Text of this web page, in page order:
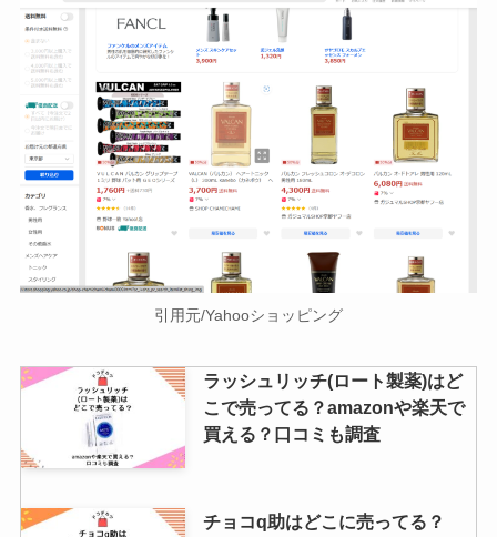
引用元/Yahooショッピング
ラッシュリッチ(ロート製薬)はど
こで売ってる？amazonや楽天で
買える？口コミも調査
チョコq助はどこに売ってる？